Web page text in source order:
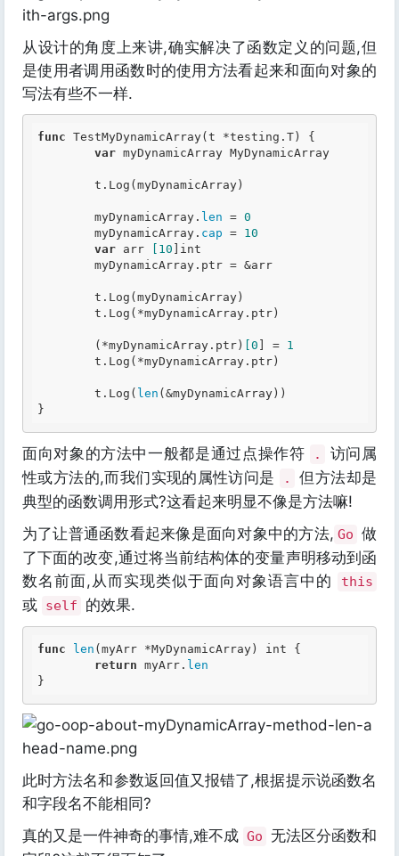
从设计的角度上来讲,确实解决了函数定义的问题,但
是使用者调用函数时的使用方法看起来和面向对象的
写法有些不一样.
func TestMyDynamicArray(t *testing.T) {
var myDynamicArray MyDynamicArray
	myDynamicArray.
len = 0
	myDynamicArray.
cap = 10
var arr [10 ] int
	(*myDynamicArray.ptr)
[0 ] = 1
	t.Log(
len (&myDynamicArray))
面向对象的方法中一般都是通过点操作符 .
访问属
性或方法的,而我们实现的属性访问是
.
但方法却是
典型的函数调用形式?这看起来明显不像是方法嘛!
为了让普通函数看起来像是面向对象中的方法, Go 做
了下面的改变,通过将当前结构体的变量声明移动到函
数名前面,从而实现类似于面向对象语言中的
this
或 self 的效果.
func len (myArr *MyDynamicArray) int {
return myArr. len
此时方法名和参数返回值又报错了,根据提示说函数名
和字段名不能相同?
真的又是一件神奇的事情,难不成 Go 无法区分函数和